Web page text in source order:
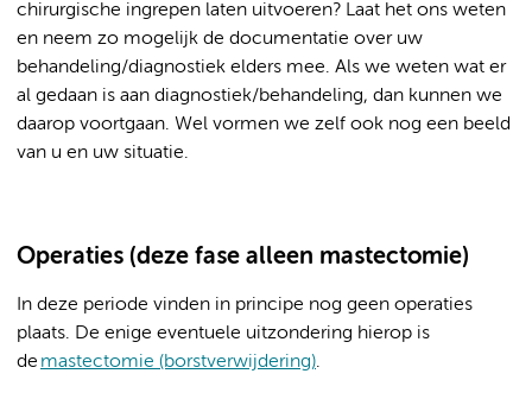
chirurgische ingrepen laten uitvoeren? Laat het ons weten
en neem zo mogelijk de documentatie over uw
behandeling/diagnostiek elders mee. Als we weten wat er
al gedaan is aan diagnostiek/behandeling, dan kunnen we
daarop voortgaan. Wel vormen we zelf ook nog een beeld
van u en uw situatie.
Operaties (deze fase alleen mastectomie)
In deze periode vinden in principe nog geen operaties
plaats. De enige eventuele uitzondering hierop is
de mastectomie (borstverwijdering).